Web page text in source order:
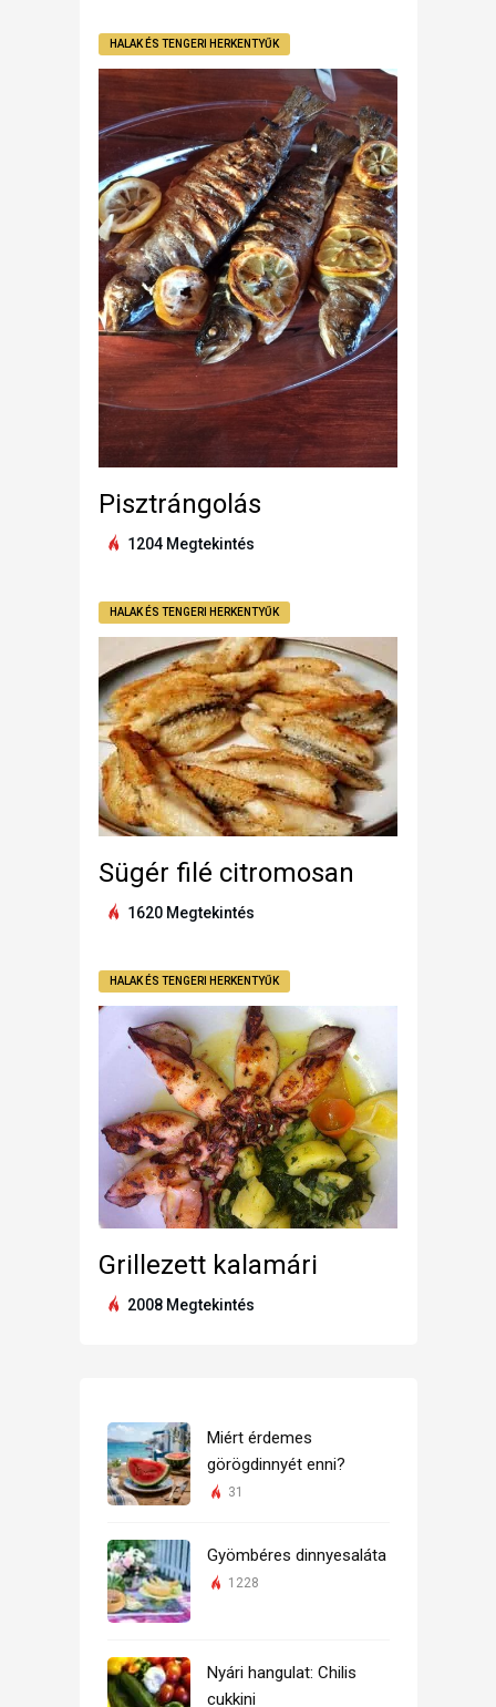
HALAK ÉS TENGERI HERKENTYŰK
Pisztrángolás
1204 Megtekintés
HALAK ÉS TENGERI HERKENTYŰK
Sügér filé citromosan
1620 Megtekintés
HALAK ÉS TENGERI HERKENTYŰK
Grillezett kalamári
2008 Megtekintés
Miért érdemes
görögdinnyét enni?
31
Gyömbéres dinnyesaláta
1228
Nyári hangulat: Chilis
cukkini